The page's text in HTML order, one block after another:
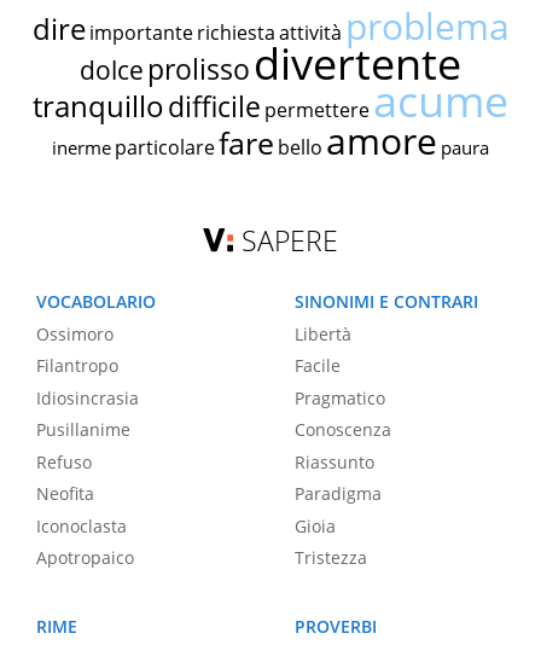
dire importante richiestaattività problema
dolce prolissodivertente
tranquillodifficile permettereacume
inerme particolarefare bello amore paura
SAPERE
VOCABOLARIO
Ossimoro
Filantropo
Idiosincrasia
Pusillanime
Refuso
Neofita
Iconoclasta
Apotropaico
SINONIMI E CONTRARI
Libertà
Facile
Pragmatico
Conoscenza
Riassunto
Paradigma
Gioia
Tristezza
RIME
PROVERBI